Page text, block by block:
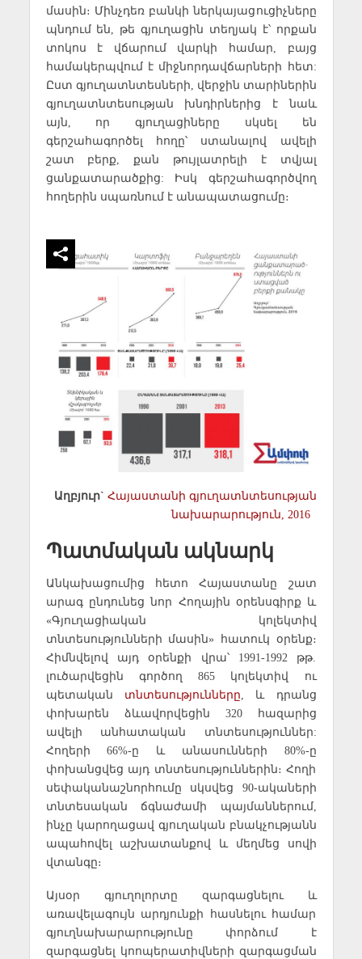
մասին։ Մինչդեռ բանկի ներկայացուցիչները
պնդում են, թե գյուղացին տեղյակ է՝ որքան
տոկոս է վճարում վարկի համար, բայց
համակերպվում է միջնորդավճարների հետ:
Ըստ գյուղատնտեսների, վերջին տարիներին
գյուղատնտեսության խնդիրներից է նաև
այն, որ գյուղացիները սկսել են
գերշահագործել հողը՝ ստանալով ավելի
շատ բերք, քան թույլատրելի է տվյալ
ցանքատարածքից: Իսկ գերշահագործվող
հողերին սպառնում է անապատացումը։
Աղբյուր` Հայաստանի գյուղատնտեսության
նախարարություն, 2016
Պատմական ակնարկ
Անկախացումից հետո Հայաստանը շատ
արագ ընդունեց նոր Հողային օրենսգիրք և
«Գյուղացիական կոլեկտիվ
տնտեսությունների մասին» հատուկ օրենք։
Հիմնվելով այդ օրենքի վրա՝ 1991-1992 թթ.
լուծարվեցին գործող 865 կոլեկտիվ ու
պետական տնտեսությունները
և դրանց
փոխարեն ձևավորվեցին 320 հազարից
ավելի անհատական տնտեսություններ:
Հողերի 66%-ը և անասունների 80%-ը
փոխանցվեց այդ տնտեսություններին։ Հողի
սեփականաշնորհումը սկսվեց 90-ակաների
տնտեսական ճգնաժամի պայմաններում,
ինչը կարողացավ գյուղական բնակչությանն
ապահովել աշխատանքով և մեղմեց սովի
վտանգը։
Այսօր գյուղոլորտը զարգացնելու և
առավելագույն արդյունքի հասնելու համար
գյուղնախարարությունը փորձում է
զարգացնել կոոպերատիվների զարգացման